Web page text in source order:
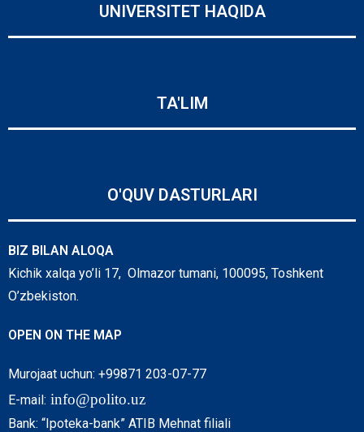
UNIVERSITET HAQIDA
TA'LIM
O'QUV DASTURLARI
BIZ BILAN ALOQA
Kichik xalqa yo’li 17, Olmazor tumani, 100095, Toshkent
O’zbekiston.
OPEN ON THE MAP
Murojaat uchun: +99871 203-07-77
E-mail: info@polito.uz
Bank: “Ipoteka-bank” ATIB Mehnat filiali